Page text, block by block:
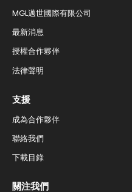
MGL邁世國際有限公司
最新消息
授權合作夥伴
法律聲明
支援
成為合作夥伴
聯絡我們​
下載目錄
關注我們